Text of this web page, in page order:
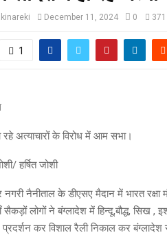
December 11, 2024 0 371
1
रहे अत्याचारों के विरोध में आम सभा।
हर्षित जोशी
नैनीताल के डीएसए मैदान में भारत रक्षा
सैकड़ों लोगों ने बंग्लादेश में हिन्दू,बौद्ध, सिख
प्रदर्शन कर विशाल रैली निकाल कर